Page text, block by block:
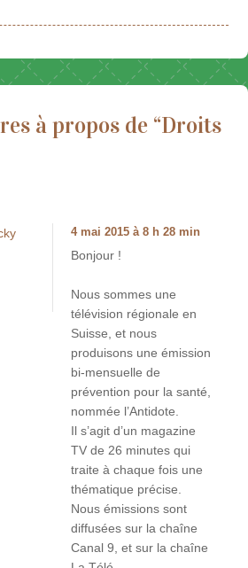
à propos de “Droits
4 mai 2015 à 8 h 28 min
Bonjour !
Nous sommes une
télévision régionale en
Suisse, et nous
produisons une émission
bi-mensuelle de
prévention pour la santé,
nommée l’Antidote.
Il s’agit d’un magazine
TV de 26 minutes qui
traite à chaque fois une
thématique précise.
Nous émissions sont
diffusées sur la chaîne
Canal 9, et sur la chaîne